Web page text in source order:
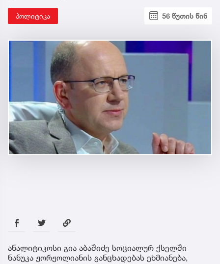
პოლიტიკა 56 წუთის წინ
ანალიტიკოსი გია აბაშიძე სოციალურ ქსელში
ნანუკა ჟორჟოლიანის განცხადებას ეხმიანება,